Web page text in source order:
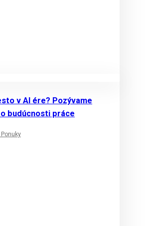
v AI ére? Pozývame
budúcnosti práce
Ponuky